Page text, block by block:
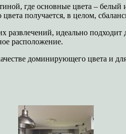
где основные цвета –
получается, в целом,
идеально
расположение.
доминирующего цвета и